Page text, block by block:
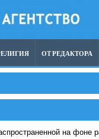
ОТ РЕДАКТОРА
на фоне